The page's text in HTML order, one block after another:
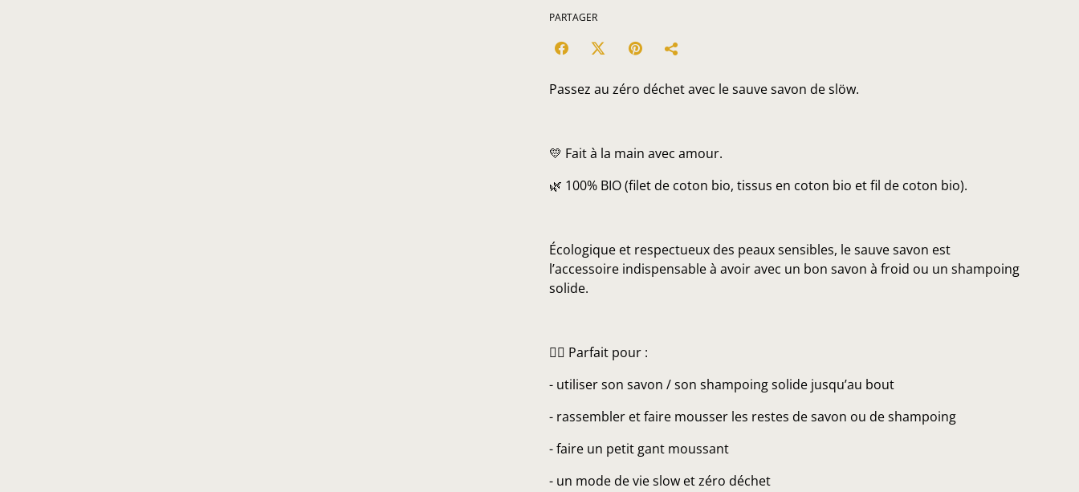
PARTAGER
Passez au zéro déchet avec le sauve savon de slöw.
💛 Fait à la main avec amour.
🌿 100% BIO (filet de coton bio, tissus en coton bio et fil de coton bio).
Écologique et respectueux des peaux sensibles, le sauve savon est
l’accessoire indispensable à avoir avec un bon savon à froid ou un shampoing
solide.
👌🏼 Parfait pour :
- utiliser son savon / son shampoing solide jusqu’au bout
- rassembler et faire mousser les restes de savon ou de shampoing
- faire un petit gant moussant
- un mode de vie slow et zéro déchet